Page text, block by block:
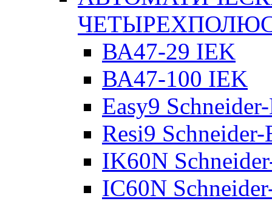
ВА47-29 IEK
ВА47-100 IEK
Easy9
Resi9
IK60N
IC60N